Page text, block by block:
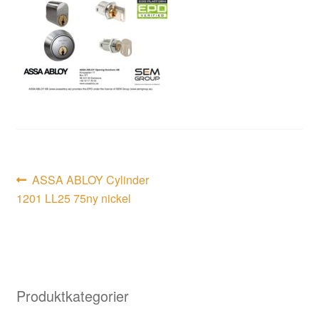
Inläggsnavigering
Föregående
inlägg:
ASSA ABLOY Cylinder
1201 LL25 75ny nickel
Produktkategorier